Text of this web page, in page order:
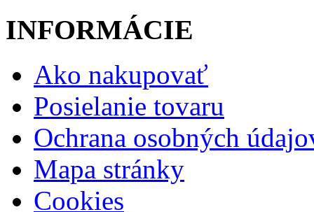
INFORMÁCIE
Ako nakupovať
Posielanie tovaru
Ochrana osobných
Mapa stránky
Cookies